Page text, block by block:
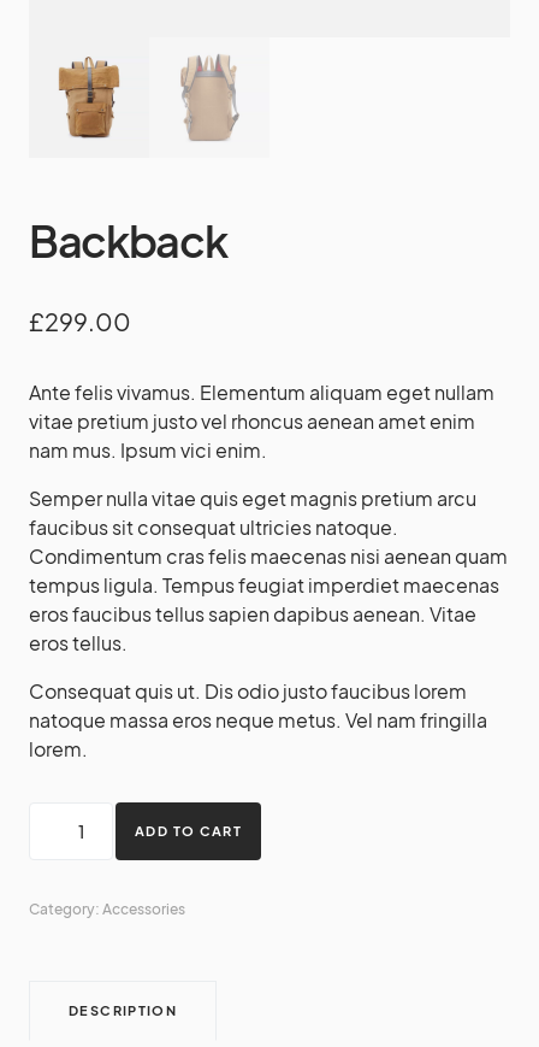
Backback
£299.00
Ante felis vivamus. Elementum aliquam eget nullam
vitae pretium justo vel rhoncus aenean amet enim
nam mus. Ipsum vici enim.
Semper nulla vitae quis eget magnis pretium arcu
faucibus sit consequat ultricies natoque.
Condimentum cras felis maecenas nisi aenean quam
tempus ligula. Tempus feugiat imperdiet maecenas
eros faucibus tellus sapien dapibus aenean. Vitae
eros tellus.
Consequat quis ut. Dis odio justo faucibus lorem
natoque massa eros neque metus. Vel nam fringilla
lorem.
ADD TO CART
Category: Accessories
DESCRIPTION